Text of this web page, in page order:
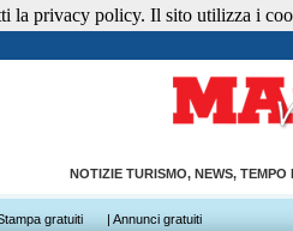
NOTIZIE TURISMO, NEWS,
gratuiti | Annunci gratuiti
la privacy policy. Il sito utilizza i